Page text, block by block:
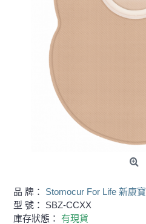
品 牌： Stomocur For Life 新康寶
型 號： SBZ-CCXX
庫存狀態： 有現貨